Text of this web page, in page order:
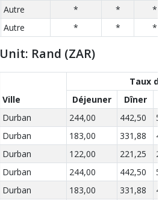
Autre * *
*
Autre * * *
Rand (ZAR)
Ville
Taux
Déjeuner
Dîner
Durban 244,00 442,50
Durban 183,00 331,88
Durban 122,00 221,25
Durban 244,00 442,50
Durban 183,00 331,88